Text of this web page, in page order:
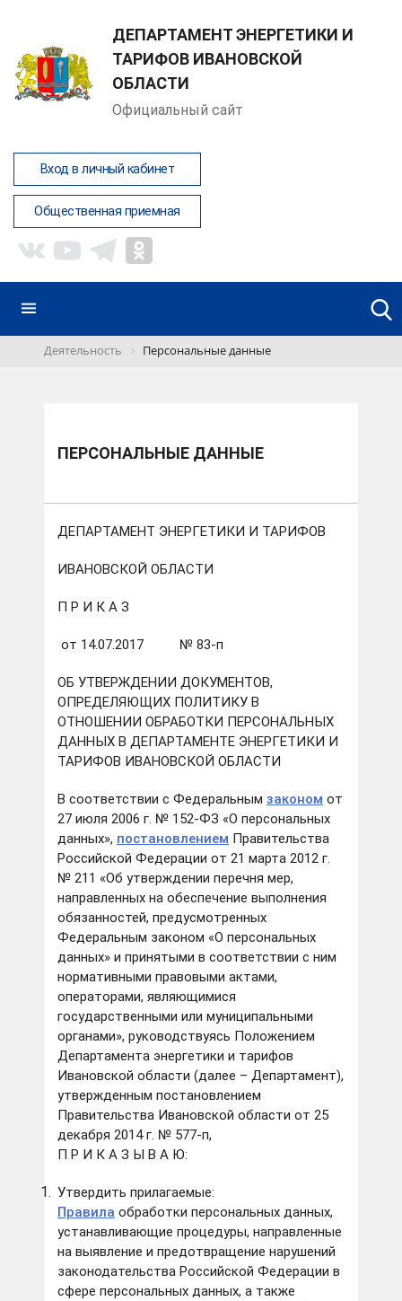
ДЕПАРТАМЕНТ ЭНЕРГЕТИКИ И
ТАРИФОВ ИВАНОВСКОЙ
ОБЛАСТИ
Официальный сайт
Вход в личный кабинет
Общественная приемная
Деятельность Персональные данные
ПЕРСОНАЛЬНЫЕ ДАННЫЕ
ДЕПАРТАМЕНТ ЭНЕРГЕТИКИ И ТАРИФОВ
ИВАНОВСКОЙ ОБЛАСТИ
П Р И К А З
от 14.07.2017 № 83-п
ОБ УТВЕРЖДЕНИИ ДОКУМЕНТОВ,
ОПРЕДЕЛЯЮЩИХ ПОЛИТИКУ В
ОТНОШЕНИИ ОБРАБОТКИ ПЕРСОНАЛЬНЫХ
ДАННЫХ В ДЕПАРТАМЕНТЕ ЭНЕРГЕТИКИ И
ТАРИФОВ ИВАНОВСКОЙ ОБЛАСТИ
В соответствии с Федеральным законом от
27 июля 2006 г. № 152-ФЗ «О персональных
данных», постановлением Правительства
Российской Федерации от 21 марта 2012 г.
№ 211 «Об утверждении перечня мер,
направленных на обеспечение выполнения
обязанностей, предусмотренных
Федеральным законом «О персональных
данных» и принятыми в соответствии с ним
нормативными правовыми актами,
операторами, являющимися
государственными или муниципальными
органами», руководствуясь Положением
Департамента энергетики и тарифов
Ивановской области (далее – Департамент),
утвержденным постановлением
Правительства Ивановской области от 25
декабря 2014 г. № 577-п,
П Р И К А З Ы В А Ю:
Утвердить прилагаемые:
Правила обработки персональных данных,
устанавливающие процедуры, направленные
на выявление и предотвращение нарушений
законодательства Российской Федерации в
сфере персональных данных, а также